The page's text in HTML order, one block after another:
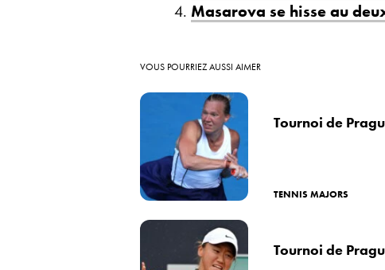
Masarova se hisse au
VOUS POURRIEZ AUSSI AIMER
Tournoi de
TENNIS MAJORS
Tournoi de